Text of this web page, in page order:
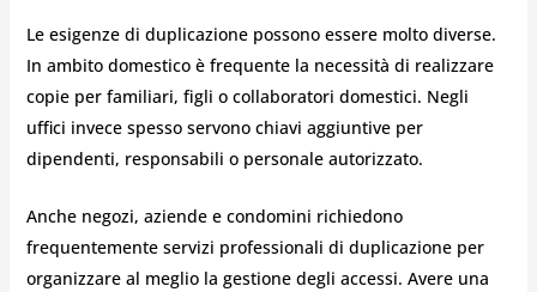
Le esigenze di duplicazione possono essere molto diverse.
In ambito domestico è frequente la necessità di realizzare
copie per familiari, figli o collaboratori domestici. Negli
uffici invece spesso servono chiavi aggiuntive per
dipendenti, responsabili o personale autorizzato.
Anche negozi, aziende e condomini richiedono
frequentemente servizi professionali di duplicazione per
organizzare al meglio la gestione degli accessi. Avere una